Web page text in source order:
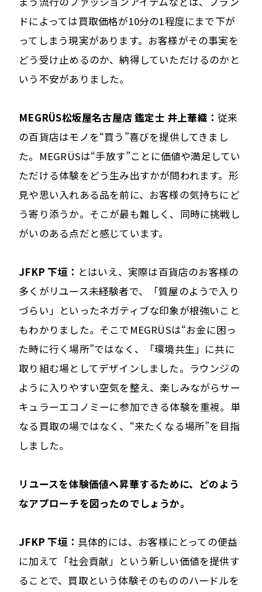
ドによっては買取価格が10分の1程度にまで下が
ってしまう現実があります。お客様がその事実を
どう受け止めるのか、納得していただけるのかと
いう不安がありました。
MEGRÜS松坂屋名古屋店 鑑定士 井上華織：従来
の百貨店はモノを“買う”喜びを提供してきまし
た。MEGRÜSは“手放す”ことに価値や満足してい
ただける体験をどう生み出すかが問われます。形
見や思い入れある品を前に、お客様の気持ちにど
う寄り添うか。そこが最も難しく、同時に挑戦し
がいのある点だと感じています。
JFKP 下垣： とはいえ、実際は百貨店のお客様の
多くがリユース未経験者で、「質屋のようで入り
づらい」といったネガティブな印象が根強いこと
もわかりました。そこでMEGRÜSは“お金に困っ
た時に行く場所”ではなく、「環境共生」に共に
取り組む場としてデザインしました。ラウンジの
ように入りやすい空気を整え、楽しみながらサー
キュラーエコノミーに参加できる体験を重視。単
なる買取の場ではなく、“来たくなる場所”を目指
しました。
――リユースを体験価値へ昇華するために、どのよう
なアプローチを図ったのでしょうか。
JFKP 下垣： 具体的には、お客様にとっての便益
に加えて「社会貢献」という新しい価値を提供す
ることで、買取という体験そのもののハードルを